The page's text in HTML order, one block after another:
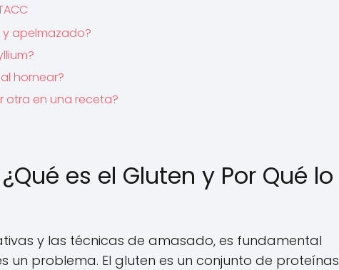
y apelmazado?
hornear?
otra en una receta?
es el Gluten y Por Qué lo
y las técnicas de amasado, es fundamental
problema. El gluten es un conjunto de proteínas